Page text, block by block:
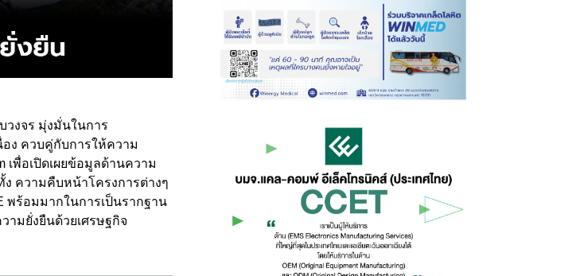
งจร มุ่งมั่นในการ
อง ควบคู่กับการให้ความ
เพื่อเปิดเผยข้อมูลด้านความ
ความคืบหน้าโครงการต่างๆ
พร้อมมากในการเป็นรากฐาน
มยั่งยืนด้วยเศรษฐกิจ